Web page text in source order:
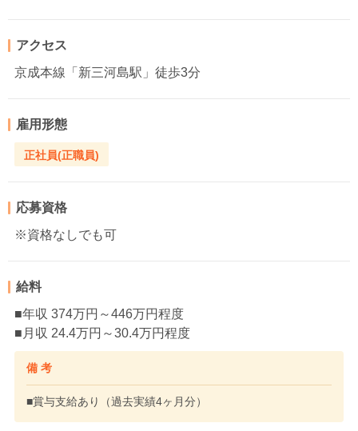
アクセス
京成本線「新三河島駅」徒歩3分
雇用形態
正社員(正職員)
応募資格
※資格なしでも可
給料
■年収 374万円～446万円程度
■月収 24.4万円～30.4万円程度
備 考
■賞与支給あり（過去実績4ヶ月分）